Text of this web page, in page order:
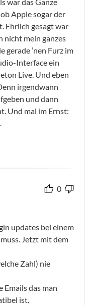
war das Ganze
Apple sogar der
Ehrlich gesagt war
nicht mein ganzes
gerade ’nen Furz im
Interface ein
Live. Und eben
irgendwann
und dann
Und mal im Ernst:
0
updates bei einem
Jetzt mit dem
Zahl) nie
Emails das man
ist.